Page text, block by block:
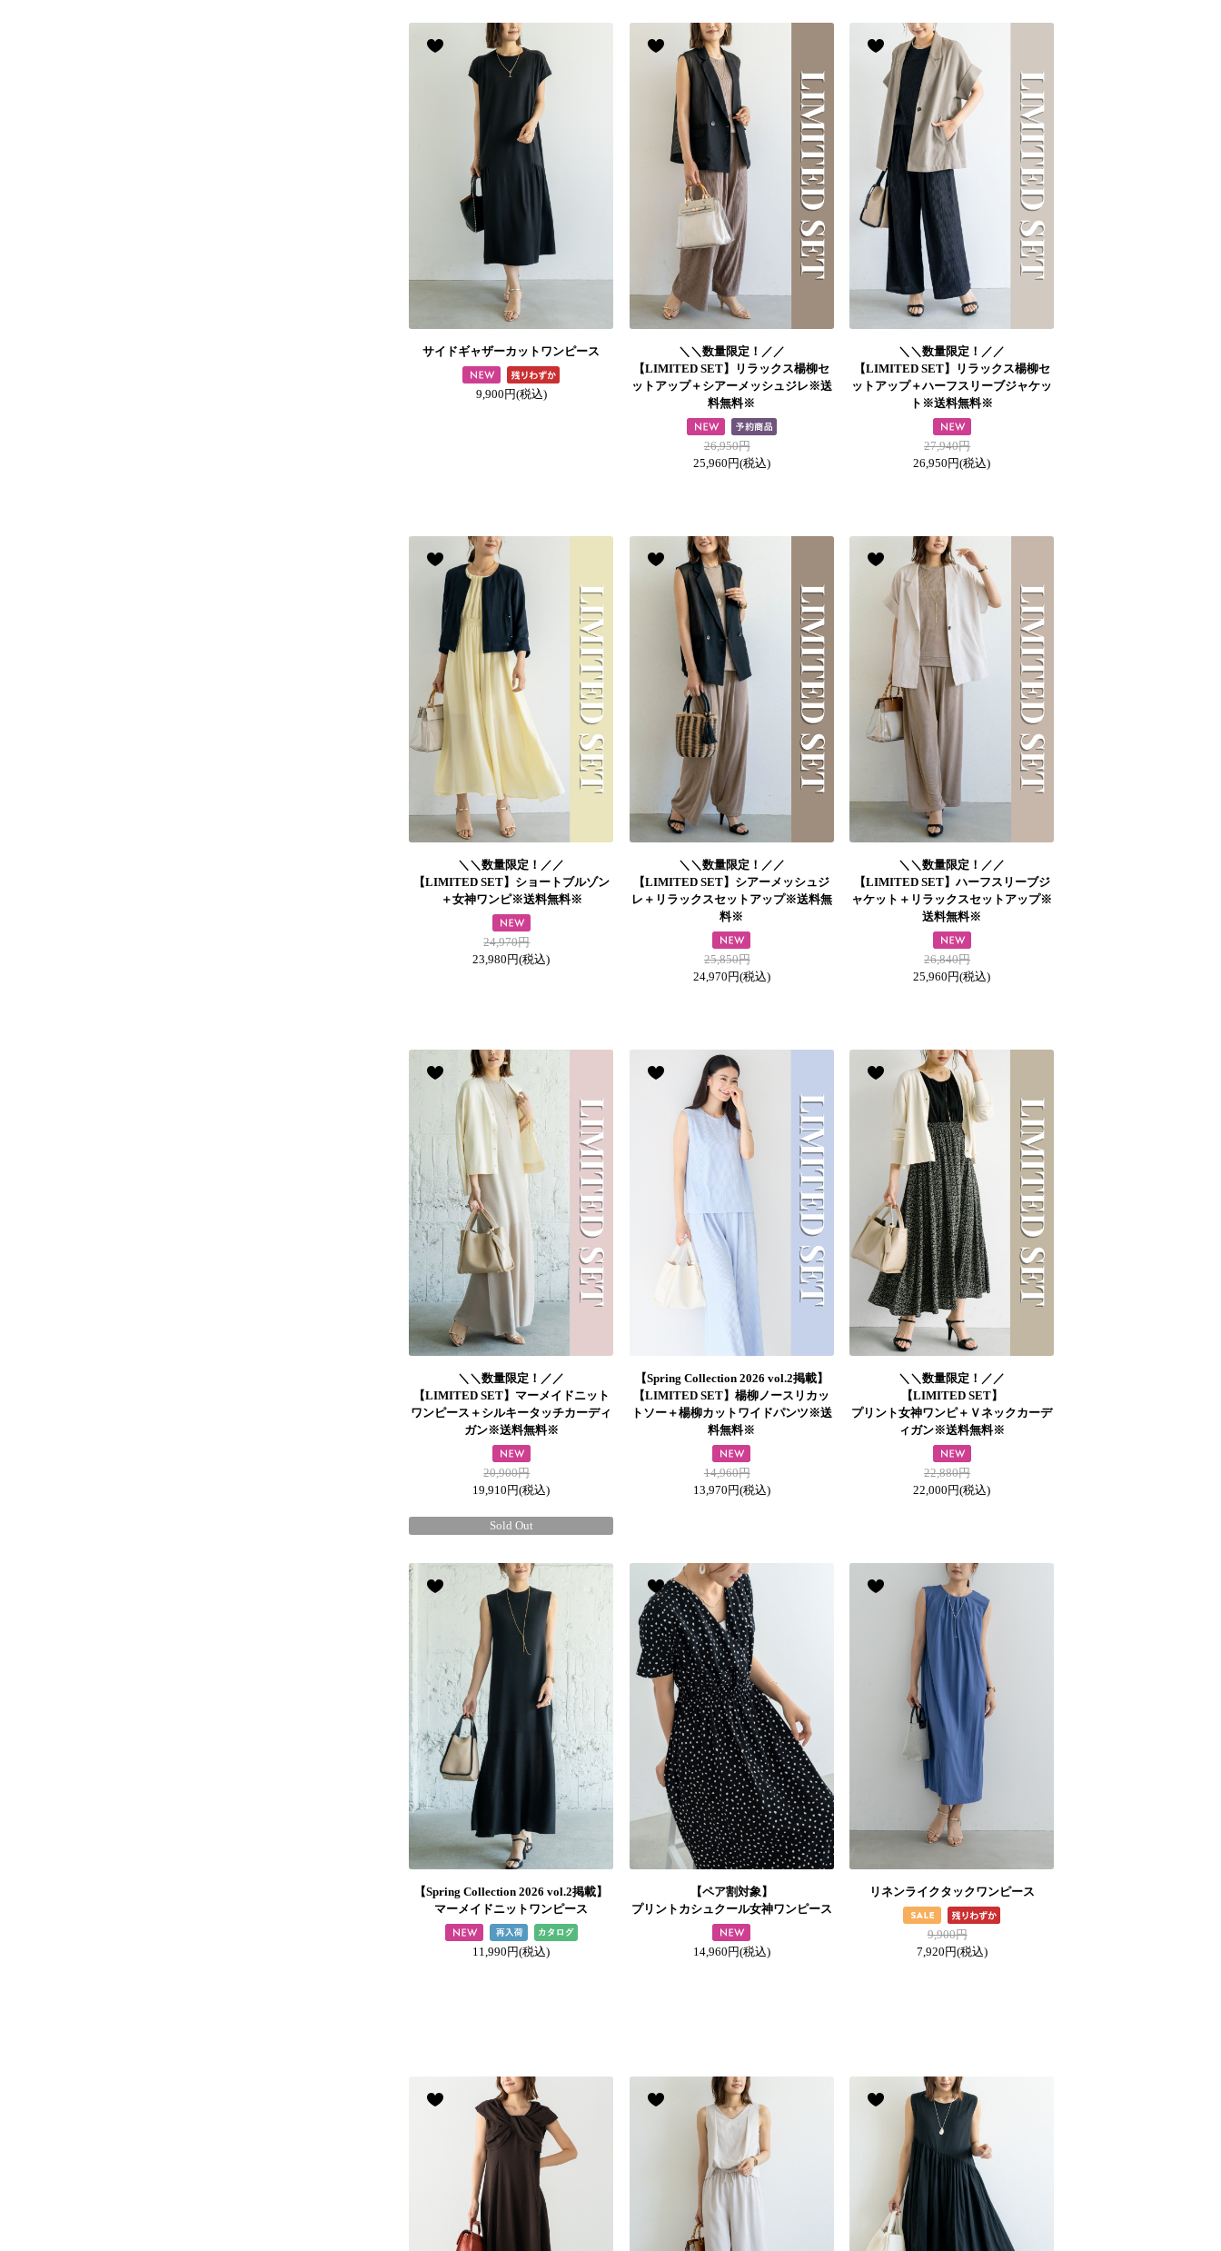
サイドギャザーカットワンピース
9,900円(税込)
＼＼数量限定！／／
【LIMITED SET】リラックス楊柳セ
ットアップ＋シアーメッシュジレ※送
料無料※
26,950円
25,960円(税込)
＼＼数量限定！／／
【LIMITED SET】リラックス楊柳セ
ットアップ＋ハーフスリーブジャケッ
ト※送料無料※
27,940円
26,950円(税込)
＼＼数量限定！／／
【LIMITED SET】ショートブルゾン
＋女神ワンピ※送料無料※
24,970円
23,980円(税込)
＼＼数量限定！／／
【LIMITED SET】シアーメッシュジ
レ＋リラックスセットアップ※送料無
料※
25,850円
24,970円(税込)
＼＼数量限定！／／
【LIMITED SET】ハーフスリーブジ
ャケット＋リラックスセットアップ※
送料無料※
26,840円
25,960円(税込)
＼＼数量限定！／／
【LIMITED SET】マーメイドニット
ワンピース＋シルキータッチカーディ
ガン※送料無料※
20,900円
19,910円(税込)
Sold Out
【Spring Collection 2026 vol.2掲載】
【LIMITED SET】楊柳ノースリカッ
トソー＋楊柳カットワイドパンツ※送
料無料※
14,960円
13,970円(税込)
＼＼数量限定！／／
【LIMITED SET】
プリント女神ワンピ＋Ｖネックカーデ
ィガン※送料無料※
22,880円
22,000円(税込)
【Spring Collection 2026 vol.2掲載】
マーメイドニットワンピース
11,990円(税込)
【ペア割対象】
プリントカシュクール女神ワンピース
14,960円(税込)
リネンライクタックワンピース
9,900円
7,920円(税込)